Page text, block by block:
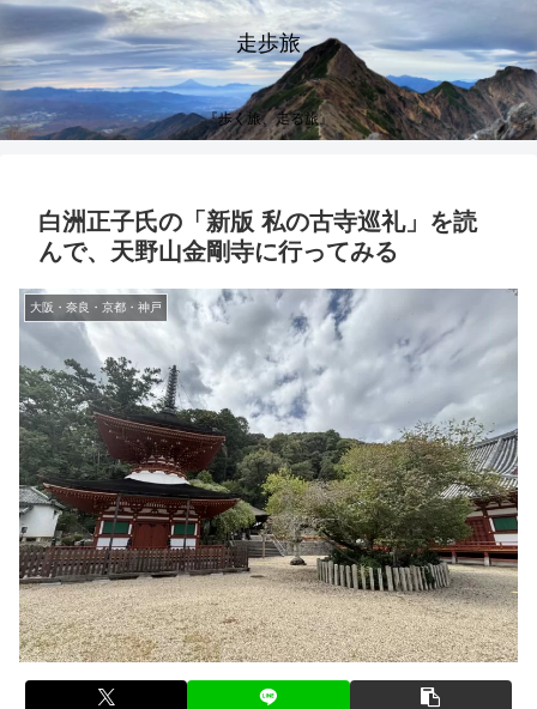
走歩旅
『歩く旅、走る旅』
白洲正子氏の「新版 私の古寺巡礼」を読
んで、天野山金剛寺に行ってみる
大阪・奈良・京都・神戸